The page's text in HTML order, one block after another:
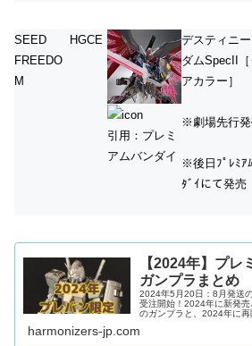
SEED
FREEDO
M
HGCE
引用：プレミ
アムバンダイ
デスティニ
ダムSpecII［
アカラー］
※劇場先行発
※後日ﾌﾟﾚﾐｱ
ﾀﾞｲにて発売
【2024年】プレ
ガンプラまとめ
2024年5月20日：8月発送
受注開始！2024年に新発
のガンプラと、2024年に再
キットでも、予約在庫復
harmonizers-jp.com